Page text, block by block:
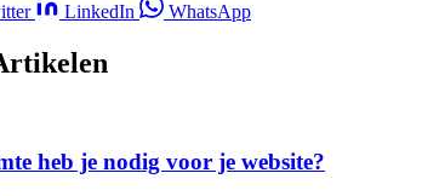
LinkedIn WhatsApp
heb je nodig voor je website?